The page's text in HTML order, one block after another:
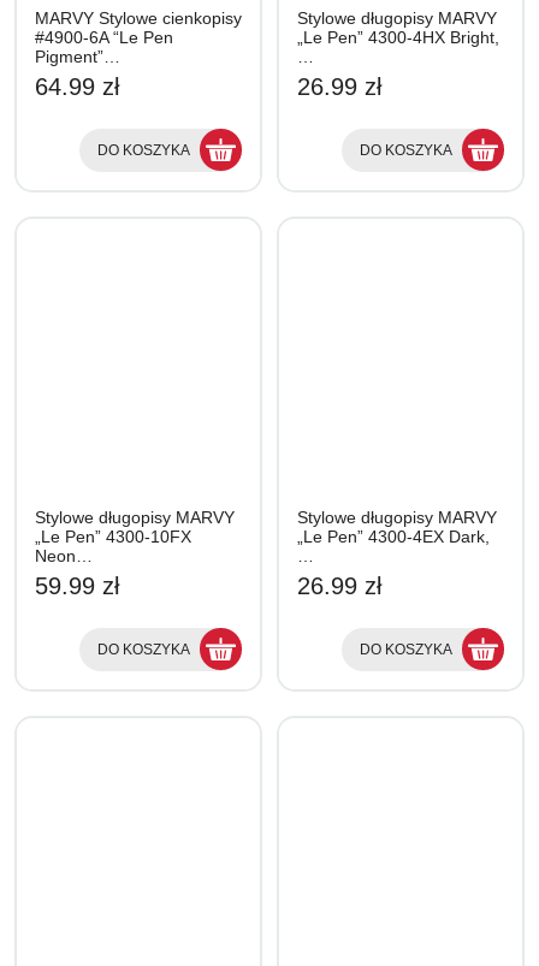
MARVY Stylowe cienkopisy
#4900-6A “Le Pen
Pigment”…
64.99 zł
DO KOSZYKA
Stylowe długopisy MARVY
„Le Pen” 4300-4HX Bright,
26.99 zł
DO KOSZYKA
Stylowe długopisy MARVY
„Le Pen” 4300-10FX
Neon…
59.99 zł
DO KOSZYKA
Stylowe długopisy MARVY
„Le Pen” 4300-4EX Dark,
26.99 zł
DO KOSZYKA